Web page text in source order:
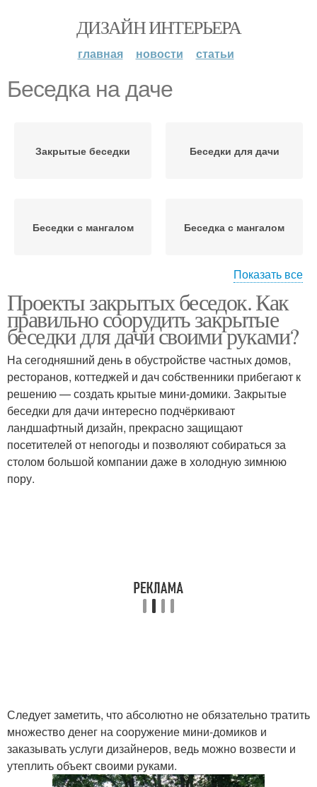
ДИЗАЙН ИНТЕРЬЕРА
главная новости статьи
Беседка на даче
Закрытые беседки Беседки для дачи
Беседки с мангалом Беседка с мангалом
Беседки с чертежами Материалы для беседок
Беседки из бруса Беседки из дерева
Деревянные беседки Готовая беседка
Показать все
Проекты закрытых беседок. Как
правильно соорудить закрытые
беседки для дачи своими руками?
На сегодняшний день в обустройстве частных домов,
ресторанов, коттеджей и дач собственники прибегают к
решению — создать крытые мини-домики. Закрытые
беседки для дачи интересно подчёркивают
ландшафтный дизайн, прекрасно защищают
посетителей от непогоды и позволяют собираться за
столом большой компании даже в холодную зимнюю
пору.
Следует заметить, что абсолютно не обязательно тратить
множество денег на сооружение мини-домиков и
заказывать услуги дизайнеров, ведь можно возвести и
утеплить объект своими руками.